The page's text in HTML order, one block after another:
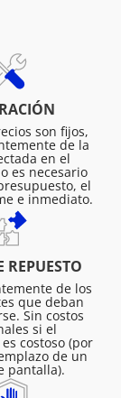
son fijos,
de la
en el
es necesario
el
e inmediato.
REPUESTO
de los
que deban
Sin costos
si el
costoso (por
de un
pantalla).